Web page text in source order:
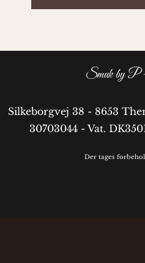
Smuk by P -
Silkeborgvej 38 - 8653
30703044 - Vat.
Der tages